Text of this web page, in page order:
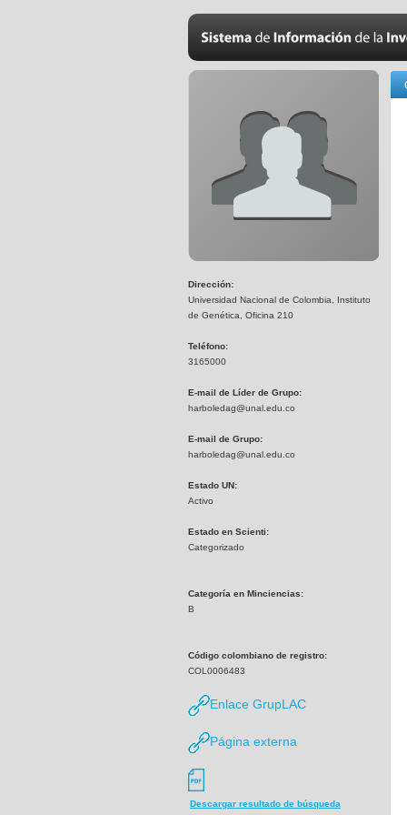
Dirección:
Universidad Nacional de Colombia, Instituto
de Genética, Oficina 210
Teléfono:
3165000
E-mail de Líder de Grupo:
harboledag@unal.edu.co
E-mail de Grupo:
harboledag@unal.edu.co
Estado UN:
Activo
Estado en Scienti:
Categorizado
Categoría en Minciencias:
B
Código colombiano de registro:
COL0006483
Enlace GrupLAC
Página externa
Descargar resultado de búsqueda